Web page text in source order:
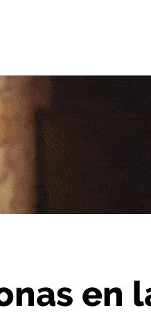
Concepción de Santo Domingo de la Calzada
en